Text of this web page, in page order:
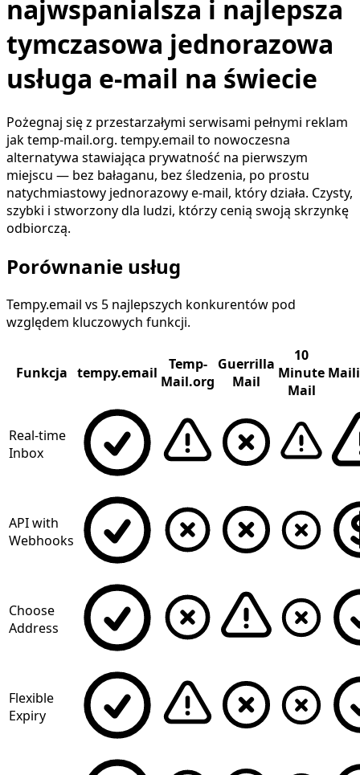
najwspanialsza i najlepsza
tymczasowa jednorazowa
usługa e-mail na świecie
Pożegnaj się z przestarzałymi serwisami pełnymi reklam
jak temp-mail.org. tempy.email to nowoczesna
alternatywa stawiająca prywatność na pierwszym
miejscu — bez bałaganu, bez śledzenia, po prostu
natychmiastowy jednorazowy e-mail, który działa. Czysty,
szybki i stworzony dla ludzi, którzy cenią swoją skrzynkę
odbiorczą.
Porównanie usług
Tempy.email vs 5 najlepszych konkurentów pod
względem kluczowych funkcji.
Funkcja tempy.email
Temp-
Mail.org
Guerrilla
Mail
10
Minute
Mail
Real-time
Inbox
API with
Webhooks
Choose
Address
Flexible
Expiry